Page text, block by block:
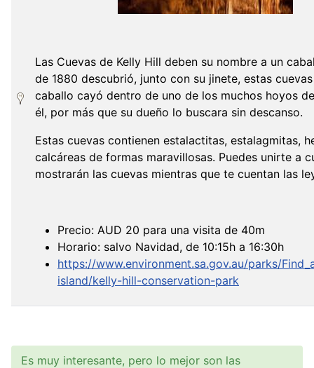
Las Cuevas de Kelly Hill deben su nombre a un
de 1880 descubrió, junto con su jinete, estas
caballo cayó dentro de uno de los muchos hoyos
él, por más que su dueño lo buscara sin descanso.
Estas cuevas contienen estalactitas, estalagmitas,
calcáreas de formas maravillosas. Puedes unirte a
mostrarán las cuevas mientras que te cuentan las
Precio: AUD 20 para una visita de 40m
Horario: salvo Navidad, de 10:15h a 16:30h
https://www.environment.sa.gov.au/parks/
island/kelly-hill-conservation-park
Es muy interesante, pero lo mejor son las